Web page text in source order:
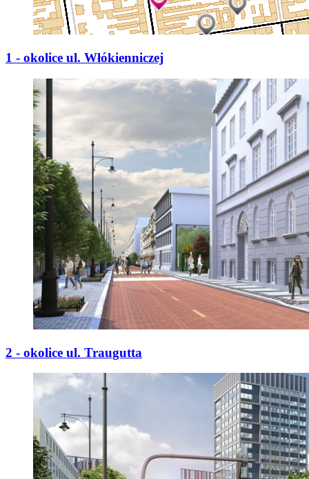
1 - okolice ul. Włókienniczej
2 - okolice ul. Traugutta